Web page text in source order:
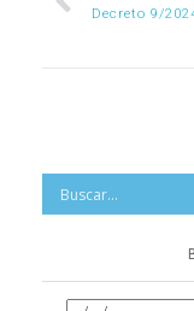
Decreto 9/